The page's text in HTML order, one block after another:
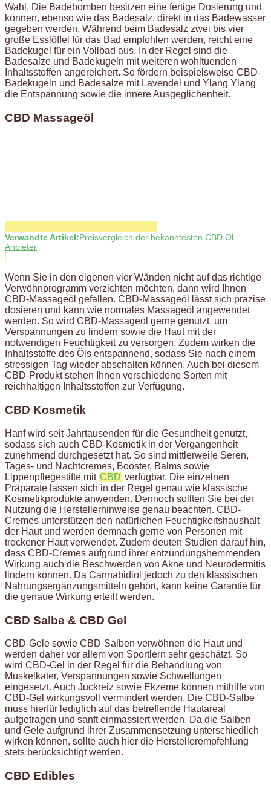
Wahl. Die Badebomben besitzen eine fertige Dosierung und
können, ebenso wie das Badesalz, direkt in das Badewasser
gegeben werden. Während beim Badesalz zwei bis vier
große Esslöffel für das Bad empfohlen werden, reicht eine
Badekugel für ein Vollbad aus. In der Regel sind die
Badesalze und Badekugeln mit weiteren wohltuenden
Inhaltsstoffen angereichert. So fördern beispielsweise CBD-
Badekugeln und Badesalze mit Lavendel und Ylang Ylang
die Entspannung sowie die innere Ausgeglichenheit.
CBD Massageöl
Verwandte Artikel:Preisvergleich der bekanntesten CBD Öl
Anbieter
Wenn Sie in den eigenen vier Wänden nicht auf das richtige
Verwöhnprogramm verzichten möchten, dann wird Ihnen
CBD-Massageöl gefallen. CBD-Massageöl lässt sich präzise
dosieren und kann wie normales Massageöl angewendet
werden. So wird CBD-Massageöl gerne genutzt, um
Verspannungen zu lindern sowie die Haut mit der
notwendigen Feuchtigkeit zu versorgen. Zudem wirken die
Inhaltsstoffe des Öls entspannend, sodass Sie nach einem
stressigen Tag wieder abschalten können. Auch bei diesem
CBD-Produkt stehen Ihnen verschiedene Sorten mit
reichhaltigen Inhaltsstoffen zur Verfügung.
CBD Kosmetik
Hanf wird seit Jahrtausenden für die Gesundheit genutzt,
sodass sich auch CBD-Kosmetik in der Vergangenheit
zunehmend durchgesetzt hat. So sind mittlerweile Seren,
Tages- und Nachtcremes, Booster, Balms sowie
Lippenpflegestifte mit CBD verfügbar. Die einzelnen
Präparate lassen sich in der Regel genau wie klassische
Kosmetikprodukte anwenden. Dennoch sollten Sie bei der
Nutzung die Herstellerhinweise genau beachten. CBD-
Cremes unterstützen den natürlichen Feuchtigkeitshaushalt
der Haut und werden demnach gerne von Personen mit
trockener Haut verwendet. Zudem deuten Studien darauf hin,
dass CBD-Cremes aufgrund ihrer entzündungshemmenden
Wirkung auch die Beschwerden von Akne und Neurodermitis
lindern können. Da Cannabidiol jedoch zu den klassischen
Nahrungsergänzungsmitteln gehört, kann keine Garantie für
die genaue Wirkung erteilt werden.
CBD Salbe & CBD Gel
CBD-Gele sowie CBD-Salben verwöhnen die Haut und
werden daher vor allem von Sportlern sehr geschätzt. So
wird CBD-Gel in der Regel für die Behandlung von
Muskelkater, Verspannungen sowie Schwellungen
eingesetzt. Auch Juckreiz sowie Ekzeme können mithilfe von
CBD-Gel wirkungsvoll vermindert werden. Die CBD-Salbe
muss hierfür lediglich auf das betreffende Hautareal
aufgetragen und sanft einmassiert werden. Da die Salben
und Gele aufgrund ihrer Zusammensetzung unterschiedlich
wirken können, sollte auch hier die Herstellerempfehlung
stets berücksichtigt werden.
CBD Edibles